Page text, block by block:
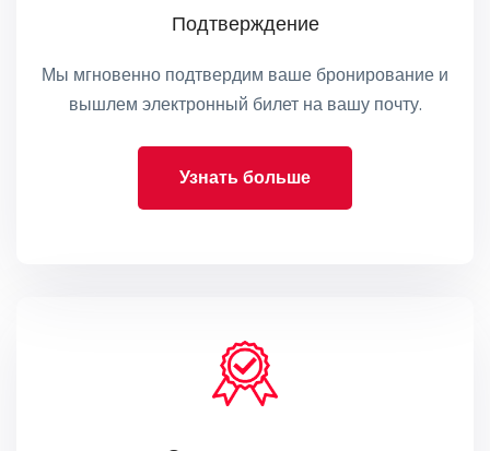
Подтверждение
Мы мгновенно подтвердим ваше бронирование и
вышлем электронный билет на вашу почту.
Узнать больше